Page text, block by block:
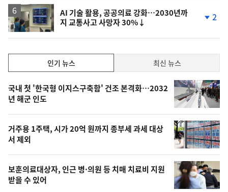
AI 기술 활용, 공공의료 강화…2030년까
지 교통사고 사망자 30%↓
하
락
2
기,
최
신,
오
늘
의
영
상
인기 뉴스 최신 뉴스
기
뉴
스
국내 첫 '한국형 이지스구축함' 건조 본격화…2032
년 해군 인도
거주용 1주택, 시가 20억 원까지 종부세 과세 대상
서 제외
보훈의료대상자, 인근 병·의원 등 치매 치료비 지원
받을 수 있어